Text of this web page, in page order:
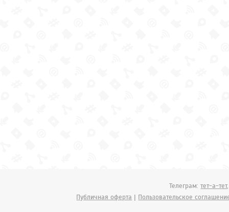
Телеграм:тет-а-тет
Публичная оферта | Пользовательское